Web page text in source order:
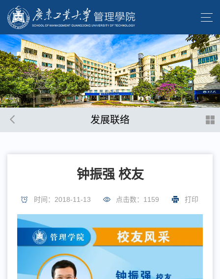
发展联络
钟振强 校友
时间：2018-11-13 点击数： 1159 打印